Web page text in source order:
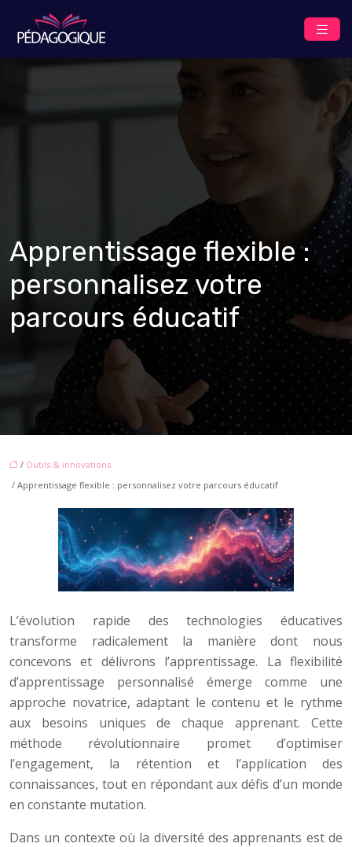
Apprentissage flexible :
personnalisez votre
parcours éducatif
/ Outils & innovations
/ Apprentissage flexible : personnalisez votre parcours éducatif
L’évolution rapide des technologies éducatives
transforme radicalement la manière dont nous
concevons et délivrons l’apprentissage. La flexibilité
d’apprentissage personnalisé émerge comme une
approche novatrice, adaptant le contenu et le rythme
aux besoins uniques de chaque apprenant. Cette
méthode révolutionnaire promet d’optimiser
l’engagement, la rétention et l’application des
connaissances, tout en répondant aux défis d’un monde
en constante mutation.
Dans un contexte où la diversité des apprenants est de